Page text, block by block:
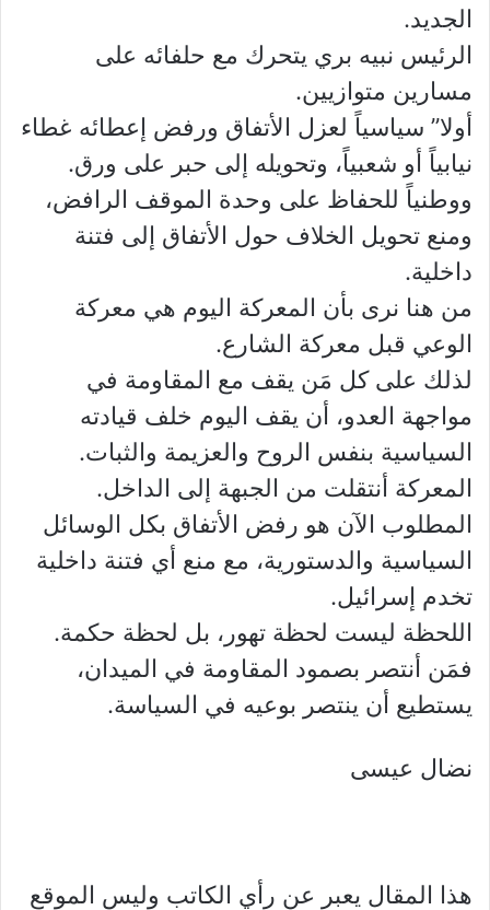
الجديد.
الرئيس نبيه بري يتحرك مع حلفائه على
مسارين متوازيين.
أولا” سياسياً لعزل الأتفاق ورفض إعطائه غطاء
نيابياً أو شعبياً، وتحويله إلى حبر على ورق.
ووطنياً للحفاظ على وحدة الموقف الرافض،
ومنع تحويل الخلاف حول الأتفاق إلى فتنة
داخلية.
من هنا نرى بأن المعركة اليوم هي معركة
الوعي قبل معركة الشارع.
لذلك على كل مَن يقف مع المقاومة في
مواجهة العدو، أن يقف اليوم خلف قيادته
السياسية بنفس الروح والعزيمة والثبات.
المعركة أنتقلت من الجبهة إلى الداخل.
المطلوب الآن هو رفض الأتفاق بكل الوسائل
السياسية والدستورية، مع منع أي فتنة داخلية
تخدم إسرائيل.
اللحظة ليست لحظة تهور، بل لحظة حكمة.
فمَن أنتصر بصمود المقاومة في الميدان،
يستطيع أن ينتصر بوعيه في السياسة.
نضال عيسى
هذا المقال يعبر عن رأي الكاتب وليس الموقع